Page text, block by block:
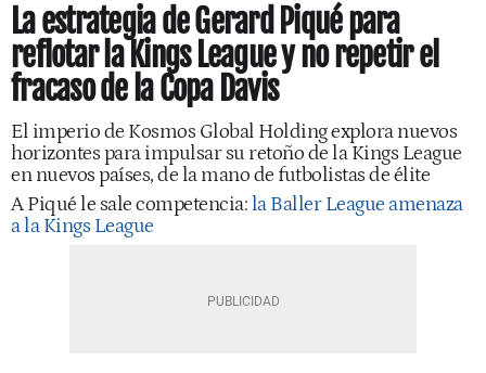
La estrategia de Gerard Piqué para
reflotar la Kings League y no repetir el
fracaso de la Copa Davis
El imperio de Kosmos Global Holding explora nuevos
horizontes para impulsar su retoño de la Kings League
en nuevos países, de la mano de futbolistas de élite
A Piqué le sale competencia: la Baller League amenaza
a la Kings League